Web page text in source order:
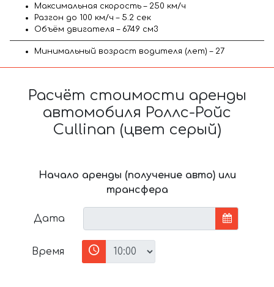
Максимальная скорость – 250 км/ч
Разгон до 100 км/ч – 5.2 сек
Объём двигателя – 6749 см3
Минимальный возраст водителя (лет) – 27
Расчёт стоимости аренды
автомобиля Роллс-Ройс
Cullinan (цвет серый)
Начало аренды (получение авто) или
трансфера
Дата
Время